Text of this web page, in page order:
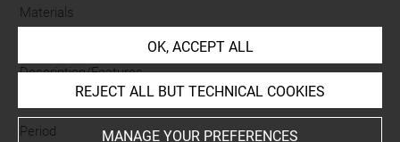
Materials
Description/Features
plusieurs fragments recollés
Period
OK, ACCEPT ALL
REJECT ALL BUT TECHNICAL COOKIES
MANAGE YOUR PREFERENCES